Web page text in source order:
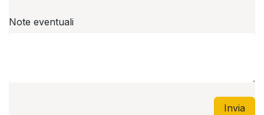
Note eventuali
Invia